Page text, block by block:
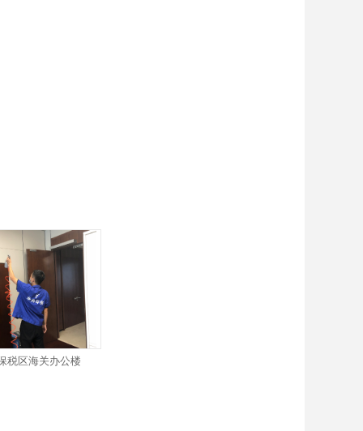
税区海关办公楼